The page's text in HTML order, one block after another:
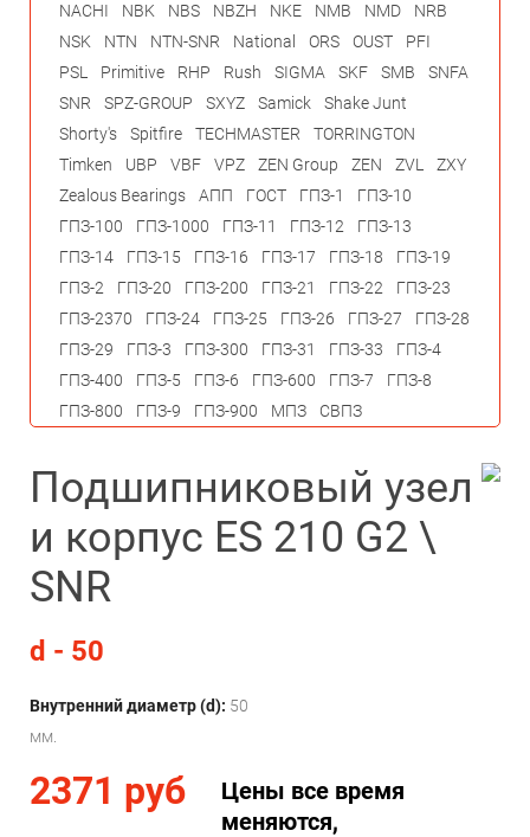
Подшипниковый узел
и корпус ES 210 G2 \
SNR
d - 50
Внутренний диаметр (d): 50
мм.
2371 руб
Цены все время
меняются,
NACHI
NBK NBS NBZH NKE NMB NMD
NRB
NSK
NTN NTN-SNR National ORS OUST
PFI
PSL
Primitive RHP Rush SIGMA SKF SMB
SNFA
SNR
SPZ-GROUP SXYZ Samick
Shake Junt
Shorty's
Spitfire TECHMASTER
TORRINGTON
Timken
UBP VBF VPZ ZEN Group ZEN ZVL
ZXY
Zealous Bearings
АПП ГОСТ ГПЗ-1
ГПЗ-10
ГПЗ-100
ГПЗ-1000 ГПЗ-11 ГПЗ-12
ГПЗ-13
ГПЗ-14
ГПЗ-15 ГПЗ-16 ГПЗ-17 ГПЗ-18
ГПЗ-19
ГПЗ-2
ГПЗ-20 ГПЗ-200 ГПЗ-21 ГПЗ-22
ГПЗ-23
ГПЗ-2370
ГПЗ-24 ГПЗ-25 ГПЗ-26 ГПЗ-27
ГПЗ-28
ГПЗ-29
ГПЗ-3 ГПЗ-300 ГПЗ-31 ГПЗ-33
ГПЗ-4
ГПЗ-400
ГПЗ-5 ГПЗ-6 ГПЗ-600 ГПЗ-7
ГПЗ-8
ГПЗ-800
ГПЗ-9 ГПЗ-900 МПЗ СВПЗ